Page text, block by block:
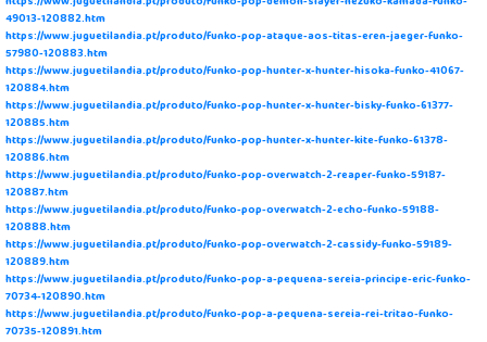
49013-120882.htm
https://www.juguetilandia.pt/produto/funko-pop-ataque-aos-titas-eren-jaeger-funko-
57980-120883.htm
https://www.juguetilandia.pt/produto/funko-pop-hunter-x-hunter-hisoka-funko-41067-
120884.htm
https://www.juguetilandia.pt/produto/funko-pop-hunter-x-hunter-bisky-funko-61377-
120885.htm
https://www.juguetilandia.pt/produto/funko-pop-hunter-x-hunter-kite-funko-61378-
120886.htm
https://www.juguetilandia.pt/produto/funko-pop-overwatch-2-reaper-funko-59187-
120887.htm
https://www.juguetilandia.pt/produto/funko-pop-overwatch-2-echo-funko-59188-
120888.htm
https://www.juguetilandia.pt/produto/funko-pop-overwatch-2-cassidy-funko-59189-
120889.htm
https://www.juguetilandia.pt/produto/funko-pop-a-pequena-sereia-principe-eric-funko-
70734-120890.htm
https://www.juguetilandia.pt/produto/funko-pop-a-pequena-sereia-rei-tritao-funko-
70735-120891.htm